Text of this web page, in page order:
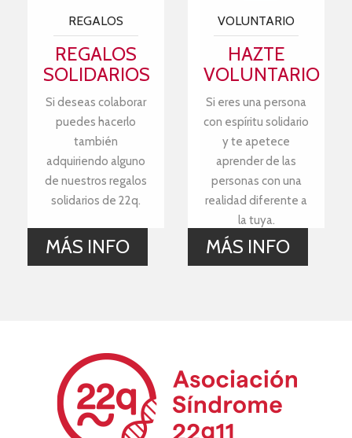
REGALOS
REGALOS
SOLIDARIOS
Si deseas colaborar
puedes hacerlo
también
adquiriendo alguno
de nuestros regalos
solidarios de 22q.
MÁS INFO
VOLUNTARIO
HAZTE
VOLUNTARIO
Si eres una persona
con espíritu solidario
y te apetece
aprender de las
personas con una
realidad diferente a
la tuya.
MÁS INFO